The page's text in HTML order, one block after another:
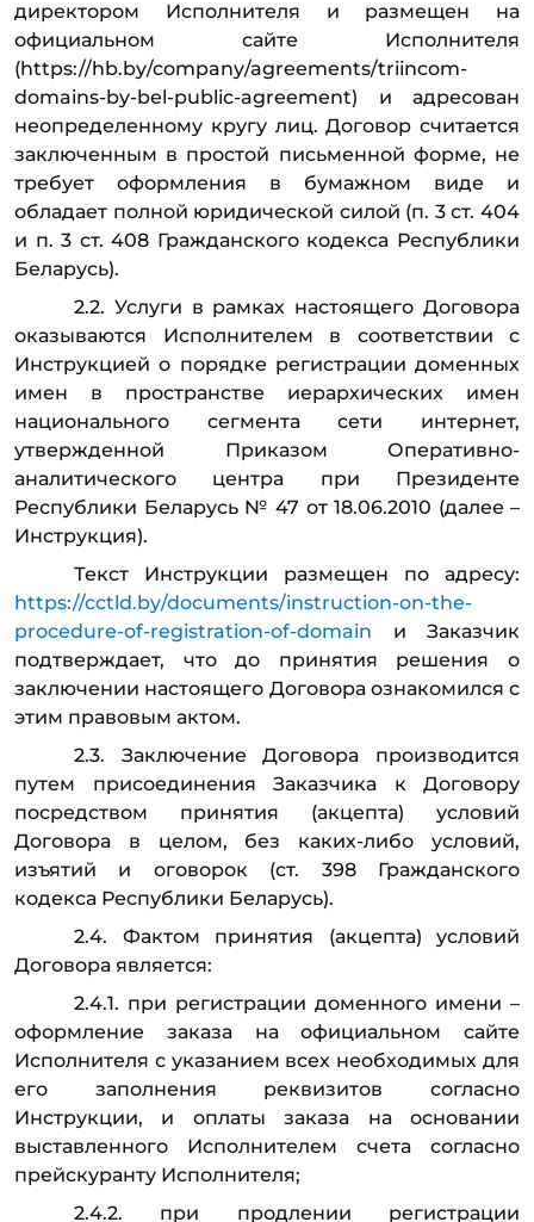
директором Исполнителя и размещен на
официальном сайте Исполнителя
(https://hb.by/company/agreements/triincom-
domains-by-bel-public-agreement) и адресован
неопределенному кругу лиц. Договор считается
заключенным в простой письменной форме, не
требует оформления в бумажном виде и
обладает полной юридической силой (п. 3 ст. 404
и п. 3 ст. 408 Гражданского кодекса Республики
Беларусь).
2.2. Услуги в рамках настоящего Договора
оказываются Исполнителем в соответствии с
Инструкцией о порядке регистрации доменных
имен в пространстве иерархических имен
национального сегмента сети интернет,
утвержденной Приказом Оперативно-
аналитического центра при Президенте
Республики Беларусь № 47 от 18.06.2010 (далее –
Инструкция).
Текст Инструкции размещен по адресу:
https://cctld.by/documents/instruction-on-the-
procedure-of-registration-of-domain и Заказчик
подтверждает, что до принятия решения о
заключении настоящего Договора ознакомился с
этим правовым актом.
2.3. Заключение Договора производится
путем присоединения Заказчика к Договору
посредством принятия (акцепта) условий
Договора в целом, без каких-либо условий,
изъятий и оговорок (ст. 398 Гражданского
кодекса Республики Беларусь).
2.4. Фактом принятия (акцепта) условий
Договора является:
2.4.1. при регистрации доменного имени –
оформление заказа на официальном сайте
Исполнителя с указанием всех необходимых для
его заполнения реквизитов согласно
Инструкции, и оплаты заказа на основании
выставленного Исполнителем счета согласно
прейскуранту Исполнителя;
2.4.2. при продлении регистрации